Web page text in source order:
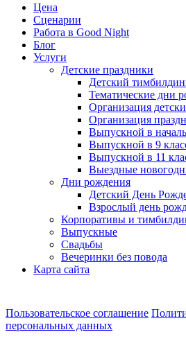
Цена
Сценарии
Работа в Good Night
Блог
Услуги
Детские праздники
Детский
Тематические дни
Организация
Организация
Выпускной в
Выпускной в 9
Выпускной в 11
Выездные
Дни рождения
Детский День
Взрослый день
Корпоративы и
Выпускные
Свадьбы
Вечеринки без повода
Карта сайта
Пользовательское соглашение
персональных данных